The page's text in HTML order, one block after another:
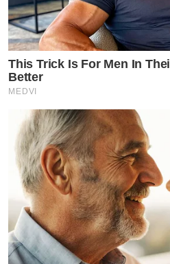
This Trick Is For Men In
Better
MEDVI